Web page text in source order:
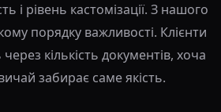
і рівень кастомізації. З нашого
порядку важливості. Клієнти
кількість документів, хоча
забирає саме якість.